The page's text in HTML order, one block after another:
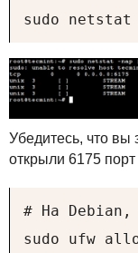
sudo
Убедитесь, что
открыли 6175
# На Debian,
sudo ufw